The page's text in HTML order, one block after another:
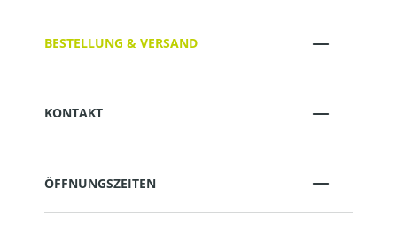
BESTELLUNG & VERSAND
KONTAKT
ÖFFNUNGSZEITEN